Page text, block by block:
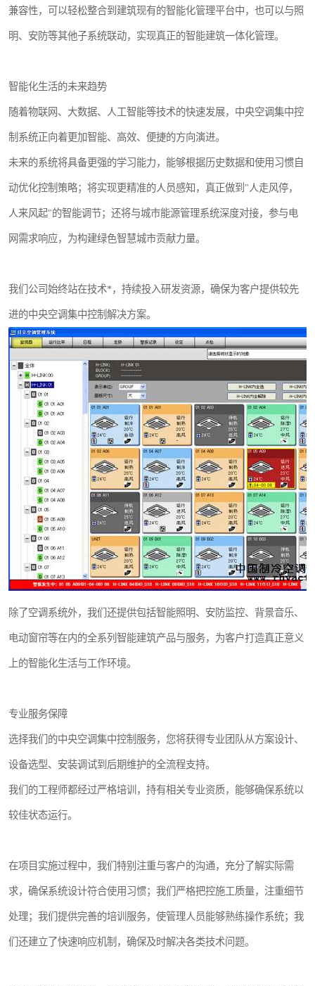
兼容性，可以轻松整合到建筑现有的智能化管理平台中，也可以与照
明、安防等其他子系统联动，实现真正的智能建筑一体化管理。
智能化生活的未来趋势
随着物联网、大数据、人工智能等技术的快速发展，中央空调集中控
制系统正向着更加智能、高效、便捷的方向演进。
未来的系统将具备更强的学习能力，能够根据历史数据和使用习惯自
动优化控制策略；将实现更精准的人员感知，真正做到"人走风停，
人来风起"的智能调节；还将与城市能源管理系统深度对接，参与电
网需求响应，为构建绿色智慧城市贡献力量。
我们公司始终站在技术*，持续投入研发资源，确保为客户提供较先
进的中央空调集中控制解决方案。
除了空调系统外，我们还提供包括智能照明、安防监控、背景音乐、
电动窗帘等在内的全系列智能建筑产品与服务，为客户打造真正意义
上的智能化生活与工作环境。
专业服务保障
选择我们的中央空调集中控制服务，您将获得专业团队从方案设计、
设备选型、安装调试到后期维护的全流程支持。
我们的工程师都经过严格培训，持有相关专业资质，能够确保系统以
较佳状态运行。
在项目实施过程中，我们特别注重与客户的沟通，充分了解实际需
求，确保系统设计符合使用习惯；我们严格把控施工质量，注重细节
处理；我们提供完善的培训服务，使管理人员能够熟练操作系统；我
们还建立了快速响应机制，确保及时解决各类技术问题。